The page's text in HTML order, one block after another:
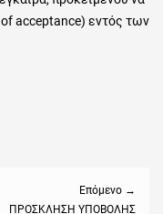
ofacceptance) εντός των
Επόμενο →
ΠΡΟΣΚΛΗΣΗ ΥΠΟΒΟΛΗΣ